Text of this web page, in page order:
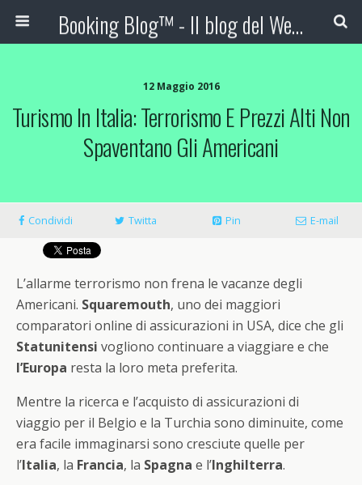
Booking Blog™ - Il blog del Web Marketing Turistico
12 Maggio 2016
Turismo In Italia: Terrorismo E Prezzi Alti Non
Spaventano Gli Americani
Condividi Twitta Pin E-mail
L’allarme terrorismo non frena le vacanze degli
Americani. Squaremouth, uno dei maggiori
comparatori online di assicurazioni in USA, dice che gli
Statunitensi vogliono continuare a viaggiare e che
l’Europa resta la loro meta preferita.
Mentre la ricerca e l’acquisto di assicurazioni di
viaggio per il Belgio e la Turchia sono diminuite, come
era facile immaginarsi sono cresciute quelle per
l’Italia, la Francia, la Spagna e l’Inghilterra.